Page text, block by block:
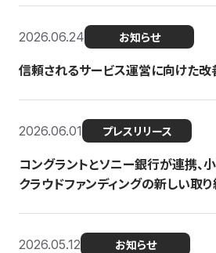
2026.06.24 お知らせ
信頼されるサービス運営に向けた改
2026.06.01 プレスリリース
コングラントとソニー銀行が連携
クラウドファンディングの新しい取
2026.05.12 お知らせ